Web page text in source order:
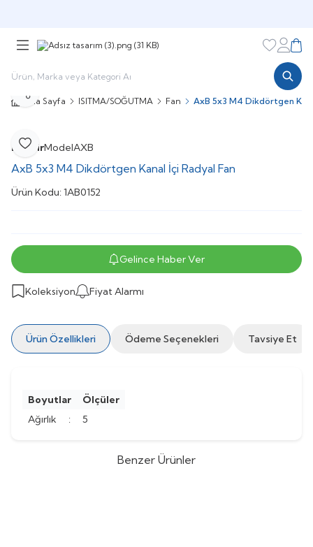
Favorilerim
Ana Sayfa ISITMA/SOĞUTMA Fan AxB 5x3 M4 Dikdörtgen
Favoriye Ekle
Paylaş
DynairModelAXB
AxB 5x3 M4 Dikdörtgen Kanal İçi Radyal Fan
Ürün Kodu: 1AB0152
Gelince Haber Ver
Koleksiyon Fiyat Alarmı
Ürün Özellikleri Ödeme Seçenekleri Tavsiye Et
Boyutlar
Ölçüler
Ağırlık
: 5
Benzer Ürünler